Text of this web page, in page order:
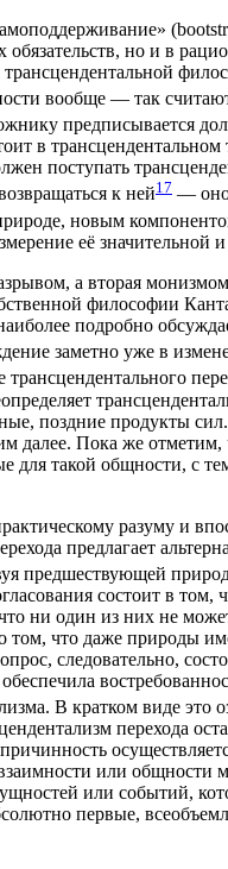
но и в
вооб­ще — так
пред­пи­сы­ва­ет­ся
в транс­цен­ден­таль­ном
посту­пать
к ней17 — оно
новым
её зна­чи­тель­ной
а вто­рая
фило­со­фии
подроб­но
замет­но уже в
позд­ние про­дук­ты
Пока же отме­тим,
для такой общ­но­сти, с
разу­му и
пред­ла­га­ет
пред­ше­ству­ю­щей
состо­ит в
ни один из них не
том, что даже при­ро­ды
сле­до­ва­тель­но,
В крат­ком виде это
пере­хо­да
или общ­но­сти
или собы­тий,
пер­вые,